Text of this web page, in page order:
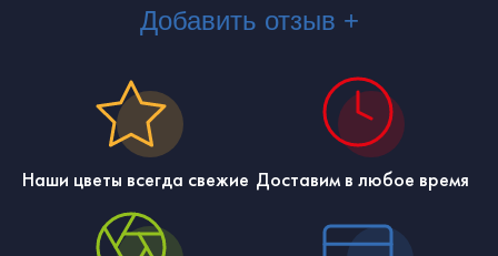
Добавить отзыв +
Наши цветы всегда свежие Доставим в любое время